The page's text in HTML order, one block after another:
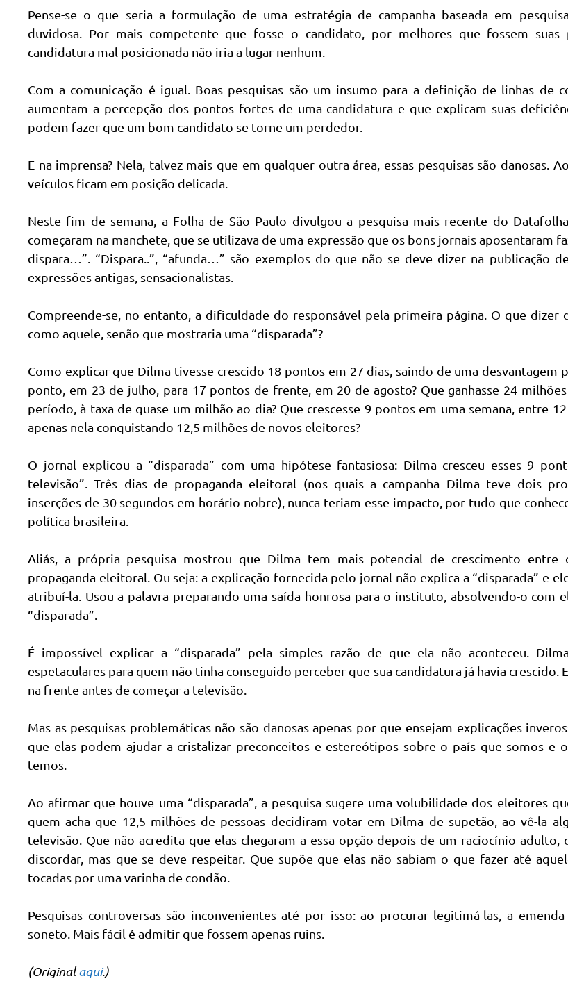
Pense-se o que seria a formulação de uma estratégia de campanha baseada em
duvidosa. Por mais competente que fosse o candidato, por melhores que fossem suas
candidatura mal posicionada não iria a lugar nenhum.
Com a comunicação é igual. Boas pesquisas são um insumo para a definição de linhas de
aumentam a percepção dos pontos fortes de uma candidatura e que explicam suas
podem fazer que um bom candidato se torne um perdedor.
E na imprensa? Nela, talvez mais que em qualquer outra área, essas pesquisas são danosas.
veículos ficam em posição delicada.
Neste fim de semana, a Folha de São Paulo divulgou a pesquisa mais recente do
começaram na manchete, que se utilizava de uma expressão que os bons jornais aposentaram
dispara…”. “Dispara..”, “afunda…” são exemplos do que não se deve dizer na publicação
expressões antigas, sensacionalistas.
Compreende-se, no entanto, a dificuldade do responsável pela primeira página. O que dizer
como aquele, senão que mostraria uma “disparada”?
Como explicar que Dilma tivesse crescido 18 pontos em 27 dias, saindo de uma desvantagem
ponto, em 23 de julho, para 17 pontos de frente, em 20 de agosto? Que ganhasse 24
período, à taxa de quase um milhão ao dia? Que crescesse 9 pontos em uma semana, entre
apenas nela conquistando 12,5 milhões de novos eleitores?
O jornal explicou a “disparada” com uma hipótese fantasiosa: Dilma cresceu esses 9
televisão”. Três dias de propaganda eleitoral (nos quais a campanha Dilma teve dois
inserções de 30 segundos em horário nobre), nunca teriam esse impacto, por tudo que
política brasileira.
Aliás, a própria pesquisa mostrou que Dilma tem mais potencial de crescimento entre
propaganda eleitoral. Ou seja: a explicação fornecida pelo jornal não explica a “disparada” e
atribuí-la. Usou a palavra preparando uma saída honrosa para o instituto, absolvendo-o com
“disparada”.
É impossível explicar a “disparada” pela simples razão de que ela não aconteceu.
espetaculares para quem não tinha conseguido perceber que sua candidatura já havia crescido.
na frente antes de começar a televisão.
Mas as pesquisas problemáticas não são danosas apenas por que ensejam explicações
que elas podem ajudar a cristalizar preconceitos e estereótipos sobre o país que somos e
temos.
Ao afirmar que houve uma “disparada”, a pesquisa sugere uma volubilidade dos eleitores
quem acha que 12,5 milhões de pessoas decidiram votar em Dilma de supetão, ao vê-la
televisão. Que não acredita que elas chegaram a essa opção depois de um raciocínio adulto,
discordar, mas que se deve respeitar. Que supõe que elas não sabiam o que fazer até
tocadas por uma varinha de condão.
Pesquisas controversas são inconvenientes até por isso: ao procurar legitimá-las, a
soneto. Mais fácil é admitir que fossem apenas ruins.
(Originalaqui.)